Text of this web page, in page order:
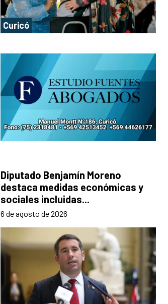
Curicó
Diputado Benjamín Moreno
destaca medidas económicas y
sociales incluidas...
6 de agosto de 2026